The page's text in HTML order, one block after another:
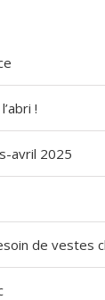
!
avril 2025
de vestes